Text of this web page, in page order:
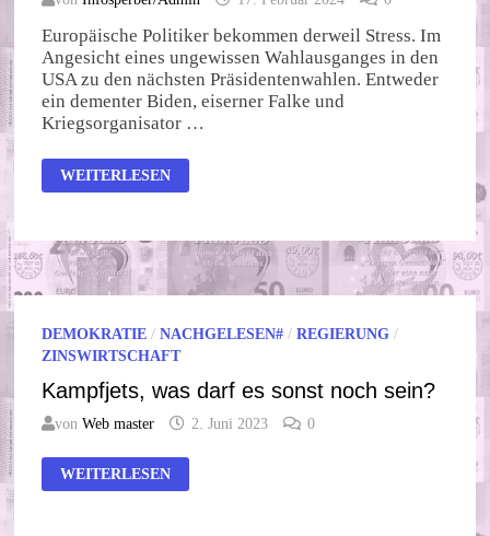
Europäische Politiker bekommen derweil Stress. Im
Angesicht eines ungewissen Wahlausganges in den
USA zu den nächsten Präsidentenwahlen. Entweder
ein dementer Biden, eiserner Falke und
Kriegsorganisator …
US
WAHLEN
SICH
STREITEN
WEITERLESEN
DEMOKRATIE /NACHGELESEN# /REGIERUNG /
ZINSWIRTSCHAFT
Kampfjets, was darf es sonst noch sein?
vonWeb master 2. Juni 2023 0
KAMPFJETS,
WAS
WEITERLESEN